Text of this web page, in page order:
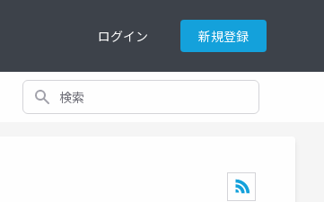
ログイン 新規登録
検索